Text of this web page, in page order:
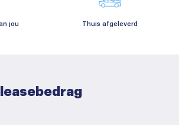
jou Thuis afgeleverd